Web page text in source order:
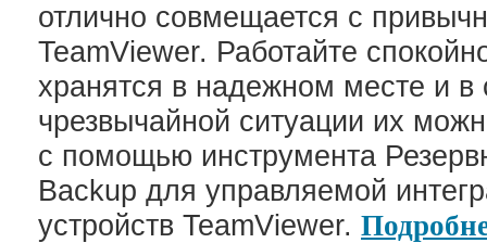
отлично совмещается с
TeamViewer. Работайте
хранятся в надежном месте и в
чрезвычайной ситуации их
с помощью инструмента
Backup для управляемой
устройств TeamViewer.